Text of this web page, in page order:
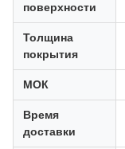
поверхности
Толщина
покрытия
МОК
Время
доставки